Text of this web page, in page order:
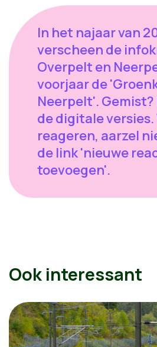
In het najaar van
verscheen de
Overpelt en
voorjaar de
Neerpelt'.
de digitale
reageren, aarzel
de link 'nieuwe
toevoegen'.
Ook interessant